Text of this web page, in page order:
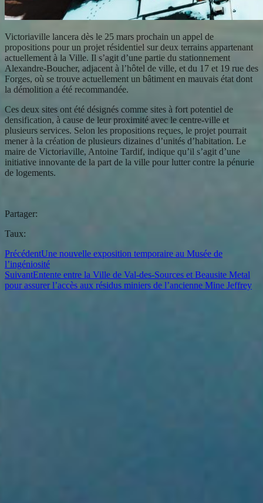
Victoriaville lancera dès le 25 mars prochain un appel de
propositions pour un projet résidentiel sur deux terrains appartenant
actuellement à la Ville. Il s’agit d’une partie du stationnement
Alexandre-Boucher, adjacent à l’hôtel de ville, et du 17 et 19 rue des
Forges, où se trouve actuellement un bâtiment en mauvais état dont
la démolition a été recommandée.
Ces deux sites ont été désignés comme sites à fort potentiel de
densification, à cause de leur proximité avec le centre-ville et
plusieurs services. Selon les propositions reçues, le projet pourrait
mener à la création de plusieurs dizaines d’unités d’habitation. Le
maire de Victoriaville, Antoine Tardif, indique qu’il s’agit d’une
initiative innovante de la part de la ville pour lutter contre la pénurie
de logements.
Partager:
Taux:
PrécédentUne nouvelle exposition temporaire au Musée de
l’ingéniosité
SuivantEntente entre la Ville de Val-des-Sources et Beausite Metal
pour assurer l’accès aux résidus miniers de l’ancienne Mine Jeffrey